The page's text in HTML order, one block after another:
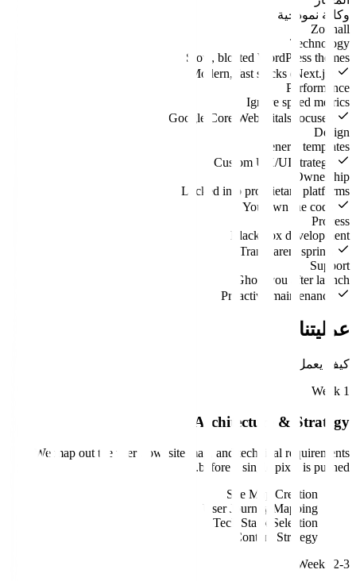
وكالة نموذجية
Zouhall
Technology
Slow, bloated WordPress themes
Modern, fast stacks (Next.js)
Performance
Ignore speed metrics
Google Core Web Vitals focused
Design
Generic templates
Custom UX/UI strategy
Ownership
Locked into proprietary platforms
You own the code
Process
Black box development
Transparent sprints
Support
Ghost you after launch
Proactive maintenance
عمليتنا
كيف يعمل
Week 1
Architecture & Strategy
We map out the user flow, site map, and technical requirements
before a single pixel is pushed.
Site Map Creation
User Journey Mapping
Tech Stack Selection
Content Strategy
Weeks 2-3